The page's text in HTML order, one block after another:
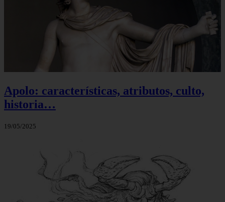
Apolo: características, atributos, culto,
historia…
19/05/2025